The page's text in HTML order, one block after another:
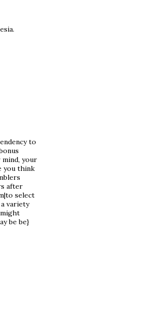
to
your
you think
after
select
variety
be be}